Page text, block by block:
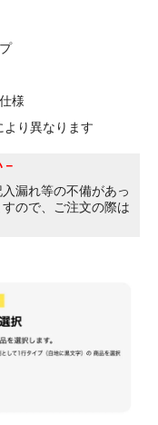
様
り異なります
漏れ等の不備があっ
ので、ご注文の際は